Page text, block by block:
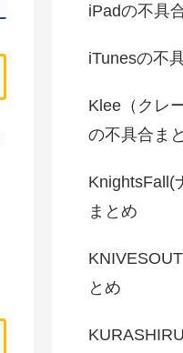
iPadの不具
iTunesの不
Klee（クレ
の不具合ま
KnightsFall(
まとめ
とめ